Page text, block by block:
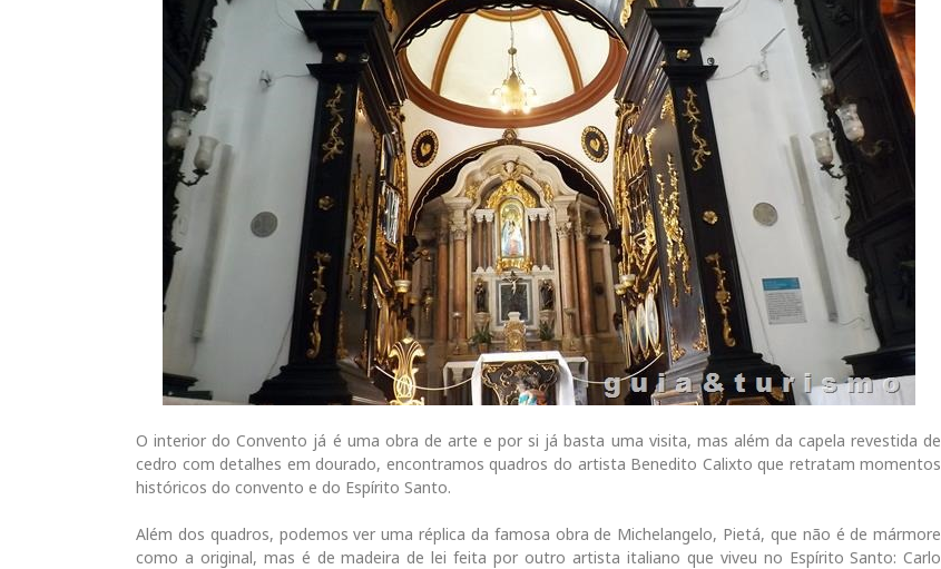
O interior do Convento já é uma obra de arte e por si já basta uma visita, mas além da capela revestida de
cedro com detalhes em dourado, encontramos quadros do artista Benedito Calixto que retratam momentos
históricos do convento e do Espírito Santo.
Além dos quadros, podemos ver uma réplica da famosa obra de Michelangelo, Pietá, que não é de mármore
como a original, mas é de madeira de lei feita por outro artista italiano que viveu no Espírito Santo: Carlo